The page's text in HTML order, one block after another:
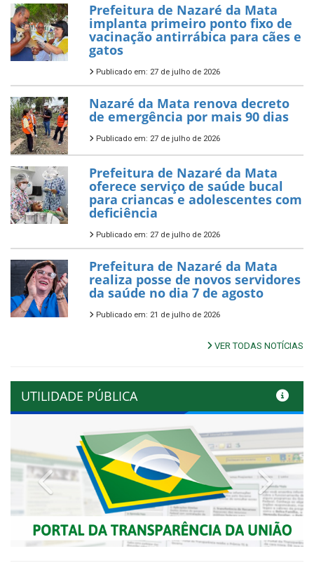
Prefeitura de Nazaré da Mata
implanta primeiro ponto fixo de
vacinação antirrábica para cães e
gatos
Publicado em: 27 de julho de 2026
Nazaré da Mata renova decreto
de emergência por mais 90 dias
Publicado em: 27 de julho de 2026
Prefeitura de Nazaré da Mata
oferece serviço de saúde bucal
para criancas e adolescentes com
deficiência
Publicado em: 27 de julho de 2026
Prefeitura de Nazaré da Mata
realiza posse de novos servidores
da saúde no dia 7 de agosto
Publicado em: 21 de julho de 2026
VER TODAS NOTÍCIAS
UTILIDADE PÚBLICA
Previous Next